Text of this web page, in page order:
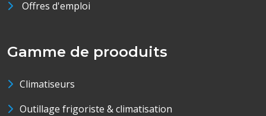
Offres d'emploi
Gamme de prooduits
Climatiseurs
Outillage frigoriste & climatisation